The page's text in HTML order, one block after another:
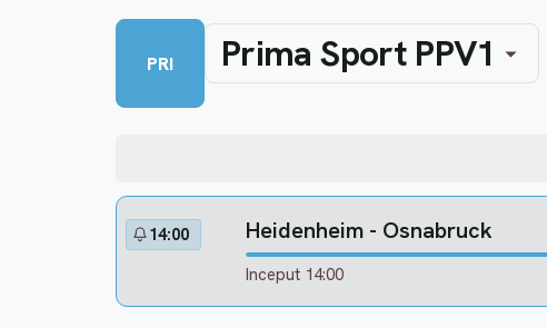
PRI Prima Sport PPV1
14:00 Heidenheim - Osnabruck
Inceput 14:00